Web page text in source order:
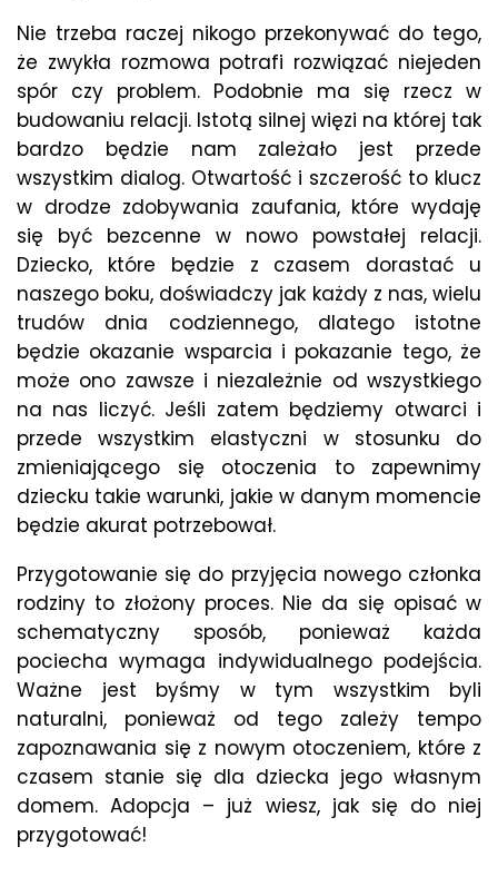
Nie trzeba raczej nikogo przekonywać do tego,
że zwykła rozmowa potrafi rozwiązać niejeden
spór czy problem. Podobnie ma się rzecz w
budowaniu relacji. Istotą silnej więzi na której tak
bardzo będzie nam zależało jest przede
wszystkim dialog. Otwartość i szczerość to klucz
w drodze zdobywania zaufania, które wydaję
się być bezcenne w nowo powstałej relacji.
Dziecko, które będzie z czasem dorastać u
naszego boku, doświadczy jak każdy z nas, wielu
trudów dnia codziennego, dlatego istotne
będzie okazanie wsparcia i pokazanie tego, że
może ono zawsze i niezależnie od wszystkiego
na nas liczyć. Jeśli zatem będziemy otwarci i
przede wszystkim elastyczni w stosunku do
zmieniającego się otoczenia to zapewnimy
dziecku takie warunki, jakie w danym momencie
będzie akurat potrzebował.
Przygotowanie się do przyjęcia nowego członka
rodziny to złożony proces. Nie da się opisać w
schematyczny sposób, ponieważ każda
pociecha wymaga indywidualnego podejścia.
Ważne jest byśmy w tym wszystkim byli
naturalni, ponieważ od tego zależy tempo
zapoznawania się z nowym otoczeniem, które z
czasem stanie się dla dziecka jego własnym
domem. Adopcja – już wiesz, jak się do niej
przygotować!